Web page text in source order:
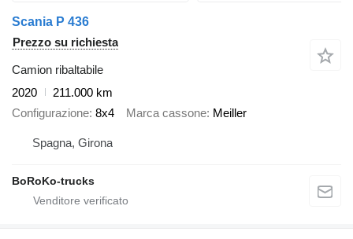
Scania P 436
Prezzo su richiesta
Camion ribaltabile
2020
211.000 km
Configurazione 8x4 Marca cassone Meiller
Spagna, Girona
BoRoKo-trucks